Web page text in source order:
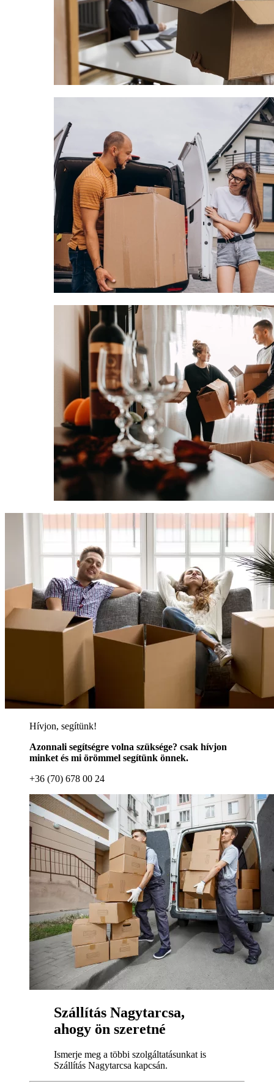
Hívjon, segítünk!
Azonnali segítségre volna szüksége? csak hívjon
minket és mi örömmel segítünk önnek.
+36 (70) 678 00 24
Szállítás Nagytarcsa,
ahogy ön szeretné
Ismerje meg a többi szolgáltatásunkat is
Szállítás Nagytarcsa kapcsán.